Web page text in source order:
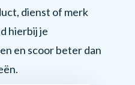
dienst of merk
hierbij je
en scoor beter dan